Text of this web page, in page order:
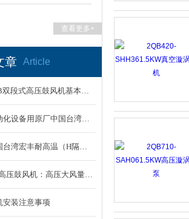
查看更多+
章 Article
梁瑾2QB双段式高压鼓风机基本参数
工业自动化设备用原厂中国台湾全风透浦式鼓风机
原装中国台湾宏丰耐高温（H隔热）鼓风机实物图片
全风RB高压鼓风机：高压大风量，多场景动力核心
安装注意事项